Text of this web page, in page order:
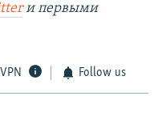
и первыми
Follow us